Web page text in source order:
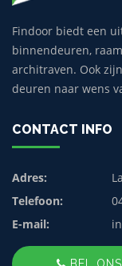
Findoor biedt een
binnendeuren,
architraven. Ook
deuren naar wens
CONTACT INFO
Adres:
Telefoon:
E-mail:
BEL ONS